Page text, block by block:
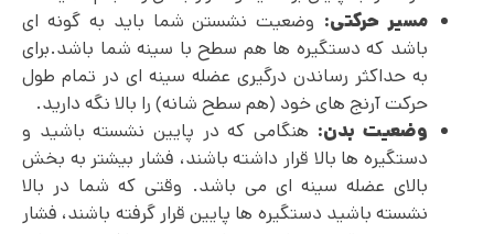
مسیر حرکتی: وضعیت نشستن شما باید به گونه ای
باشد که دستگیره ها هم سطح با سینه شما باشد.برای
به حداکثر رساندن درگیری عضله سینه ای در تمام طول
حرکت آرنج های خود (هم سطح شانه) را بالا نگه دارید.
وضعیت بدن: هنگامی که در پایین نشسته باشید و
دستگیره ها بالا قرار داشته باشند، فشار بیشتر به بخش
بالای عضله سینه ای می باشد. وقتی که شما در بالا
نشسته باشید دستگیره ها پایین قرار گرفته باشند، فشار